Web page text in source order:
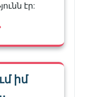
էր:
իմ